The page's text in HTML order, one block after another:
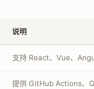
说明
支持 React、Vue、
提供 GitHub Actions、